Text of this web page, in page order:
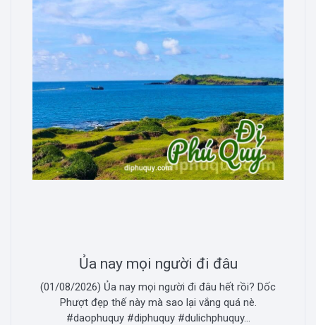
Ủa nay mọi người đi đâu
(01/08/2026) Ủa nay mọi người đi đâu hết rồi? Dốc
Phượt đẹp thế này mà sao lại vắng quá nè.
#daophuquy #diphuquy #dulichphuquy...